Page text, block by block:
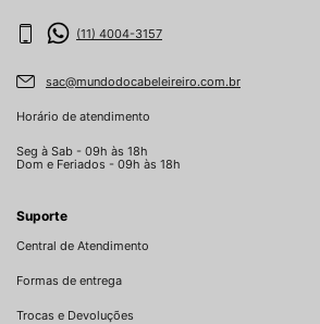
(11) 4004-3157
sac@mundodocabeleireiro.com.br
Horário de atendimento
Seg à Sab - 09h às 18h
Dom e Feriados - 09h às 18h
Suporte
Central de Atendimento
Formas de entrega
Trocas e Devoluções